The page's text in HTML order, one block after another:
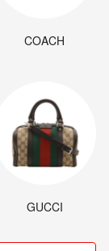
COACH
GUCCI